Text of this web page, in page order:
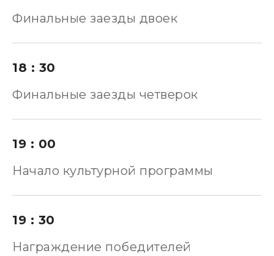
Финальные заезды двоек
18 : 30
Финальные заезды четверок
19 : 00
Начало культурной программы
19 : 30
Награждение победителей